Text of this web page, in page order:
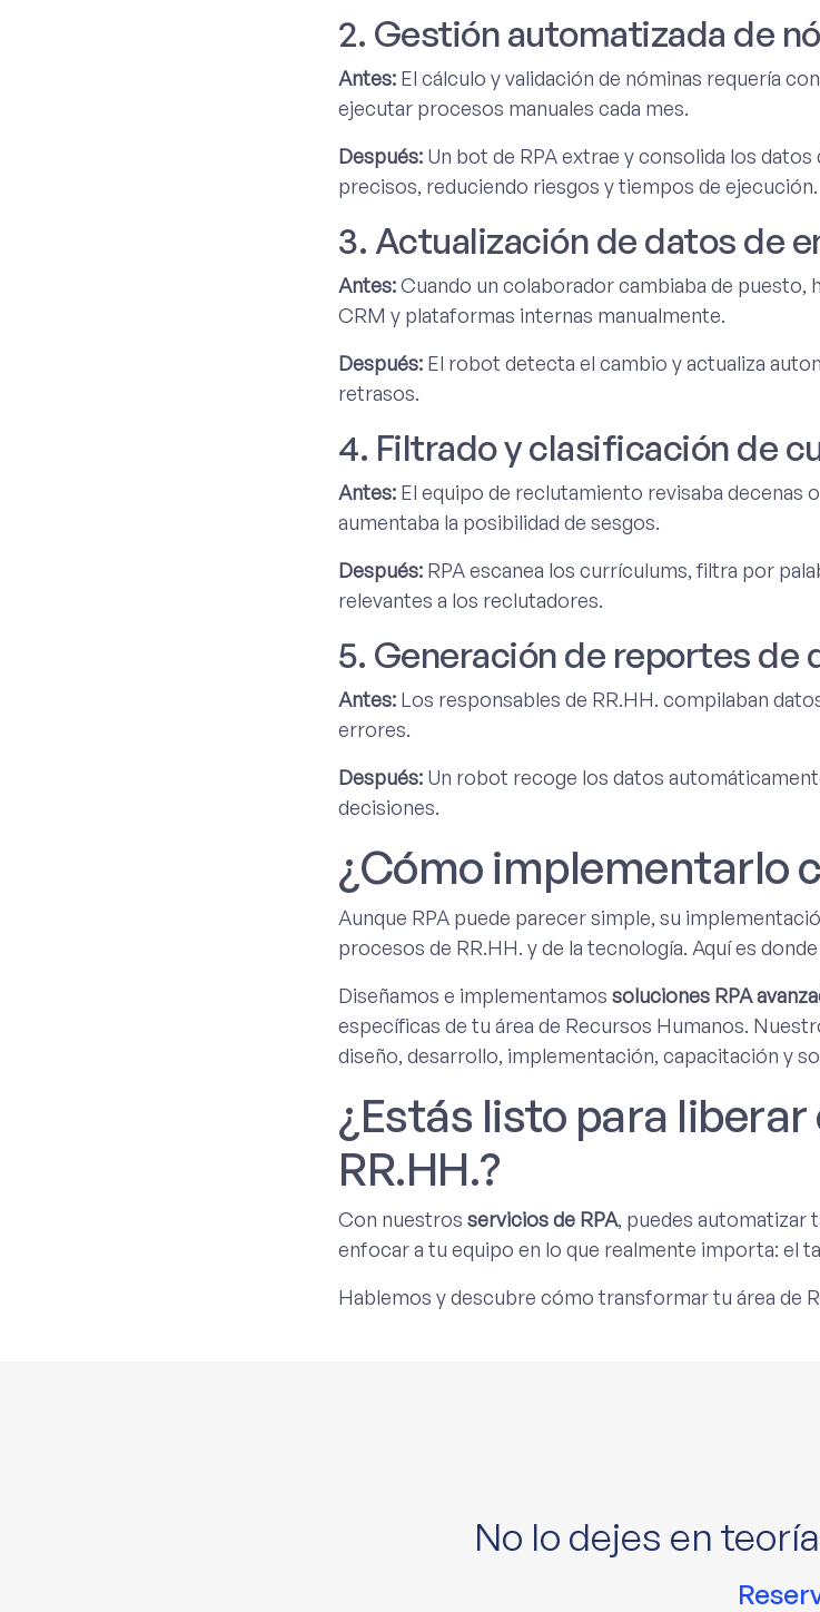
2. Gestión automatizada de
Antes: El cálculo y validación de nóminas requería
ejecutar procesos manuales cada mes.
Después: Un bot de RPA extrae y consolida los
precisos, reduciendo riesgos y tiempos de ejecución.
3. Actualización de datos de
Antes:Cuando un colaborador cambiaba de puesto,
CRM y plataformas internas manualmente.
Después: El robot detecta el cambio y actualiza
retrasos.
4. Filtrado y clasificación de
Antes: El equipo de reclutamiento revisaba decenas
aumentaba la posibilidad de sesgos.
Después: RPA escanea los currículums, filtra por
relevantes a los reclutadores.
5. Generación de reportes de
Antes: Los responsables de RR.HH. compilaban
errores.
Después: Un robot recoge los datos
decisiones.
¿Cómo implementarlo
Aunque RPA puede parecer simple, su
procesos de RR.HH. y de la tecnología. Aquí es
Diseñamos e implementamos soluciones RPA
específicas de tu área de Recursos Humanos.
diseño, desarrollo, implementación, capacitación y
¿Estás listo para
RR.HH.?
Con nuestros servicios de RPA, puedes automatizar
enfocar a tu equipo en lo que realmente importa: el
Hablemos y descubre cómo transformar tu área de
No lo dejes en